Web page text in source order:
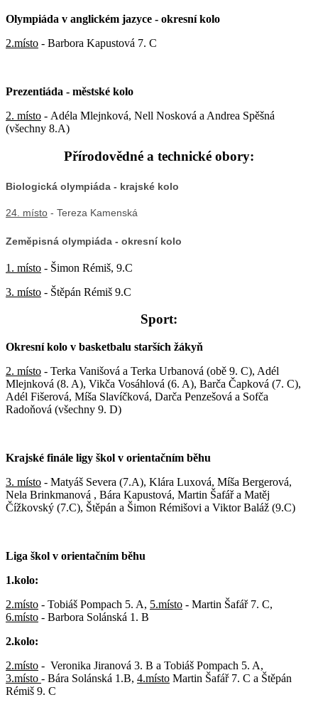
Olympiáda v anglickém jazyce - okresní kolo
2.místo - Barbora Kapustová 7. C
Prezentiáda - městské kolo
2. místo - Adéla Mlejnková, Nell Nosková a Andrea Spěšná
(všechny 8.A)
Přírodovědné a technické obory:
Biologická olympiáda - krajské kolo
24. místo - Tereza Kamenská
Zeměpisná olympiáda - okresní kolo
1. místo - Šimon Rémiš, 9.C
3. místo - Štěpán Rémiš 9.C
Sport:
Okresní kolo v basketbalu starších žákyň
2. místo - Terka Vanišová a Terka Urbanová (obě 9. C), Adél
Mlejnková (8. A), Vikča Vosáhlová (6. A), Barča Čapková (7. C),
Adél Fišerová, Míša Slavíčková, Darča Penzešová a Sofča
Radoňová (všechny 9. D)
Krajské finále ligy škol v orientačním běhu
3. místo - Matyáš Severa (7.A), Klára Luxová, Míša Bergerová,
Nela Brinkmanová , Bára Kapustová, Martin Šafář a Matěj
Čížkovský (7.C), Štěpán a Šimon Rémišovi a Viktor Baláž (9.C)
Liga škol v orientačním běhu
1.kolo:
2.místo - Tobiáš Pompach 5. A, 5.místo - Martin Šafář 7. C,
6.místo - Barbora Solánská 1. B
2.kolo:
2.místo - Veronika Jiranová 3. B a Tobiáš Pompach 5. A,
3.místo - Bára Solánská 1.B, 4.místo Martin Šafář 7. C a Štěpán
Rémiš 9. C